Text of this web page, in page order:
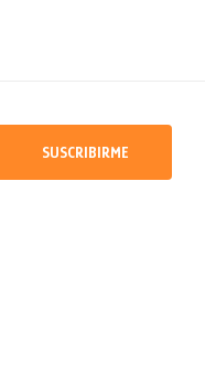
SUSCRIBIRME